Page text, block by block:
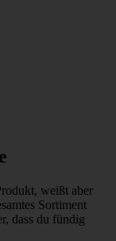
weißt aber
Sortiment
dass du fündig